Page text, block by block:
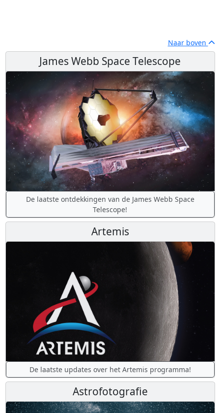
Naar boven
James Webb Space Telescope
De laatste ontdekkingen van de James Webb Space
Telescope!
Artemis
De laatste updates over het Artemis programma!
Astrofotografie